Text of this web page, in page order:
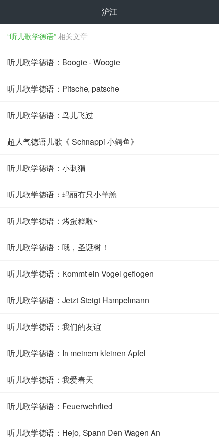
沪江
“听儿歌学德语”相关文章
听儿歌学德语：Boogie - Woogie
听儿歌学德语：Pitsche, patsche
听儿歌学德语：鸟儿飞过
超人气德语儿歌《 Schnappi 小鳄鱼》
听儿歌学德语：小刺猬
听儿歌学德语：玛丽有只小羊羔
听儿歌学德语：烤蛋糕啦~
听儿歌学德语：哦，圣诞树！
听儿歌学德语：Kommt ein Vogel geflogen
听儿歌学德语：Jetzt Steigt Hampelmann
听儿歌学德语：我们的友谊
听儿歌学德语：In meinem kleinen Apfel
听儿歌学德语：我爱春天
听儿歌学德语：Feuerwehrlied
听儿歌学德语：Hejo, Spann Den Wagen An